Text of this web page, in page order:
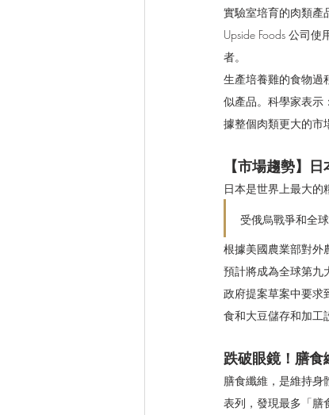
實驗室培育的肉類產
Upside Foods 公司
者。
生產培養雞的食物過
似產品。科學家表示
據整個肉類更大的市
【市場趨勢】
日本是世界上最大的
受俄烏戰爭和全
根據美國農業部對
預計將成為全球第九
政府提案草案中要求
食和大豆儲存和加工
跌破眼鏡！膳
膳食纖維，是維持身
表列，發現最多「膳